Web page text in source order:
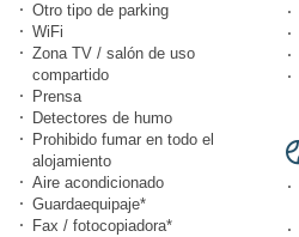
Otro tipo de parking
WiFi
Zona TV / salón de uso
compartido
Prensa
Detectores de humo
Prohibido fumar en todo el
alojamiento
Aire acondicionado
Guardaequipaje*
Fax / fotocopiadora*